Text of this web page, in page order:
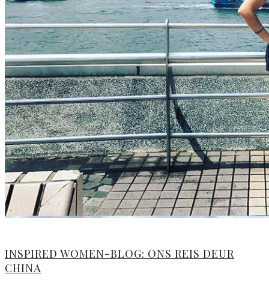
INSPIRED WOMEN-BLOG: ONS REIS DEUR
CHINA